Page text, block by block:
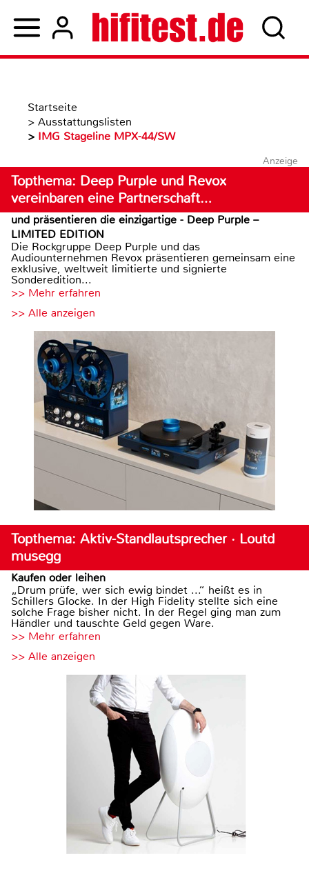
Startseite
> Ausstattungslisten
> IMG Stageline MPX-44/SW
Anzeige
Topthema: Deep Purple und Revox
vereinbaren eine Partnerschaft…
und präsentieren die einzigartige - Deep Purple –
LIMITED EDITION
Die Rockgruppe Deep Purple und das
Audiounternehmen Revox präsentieren gemeinsam eine
exklusive, weltweit limitierte und signierte
Sonderedition...
>> Mehr erfahren
>> Alle anzeigen
Topthema: Aktiv-Standlautsprecher · Loutd
musegg
Kaufen oder leihen
„Drum prüfe, wer sich ewig bindet ...“ heißt es in
Schillers Glocke. In der High Fidelity stellte sich eine
solche Frage bisher nicht. In der Regel ging man zum
Händler und tauschte Geld gegen Ware.
>> Mehr erfahren
>> Alle anzeigen